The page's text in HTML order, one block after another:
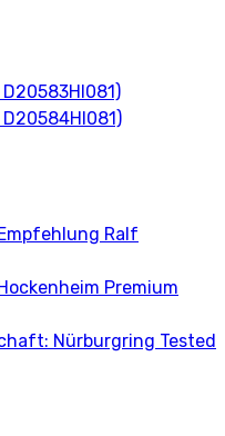
Ralf
Premium
Nürburgring Tested